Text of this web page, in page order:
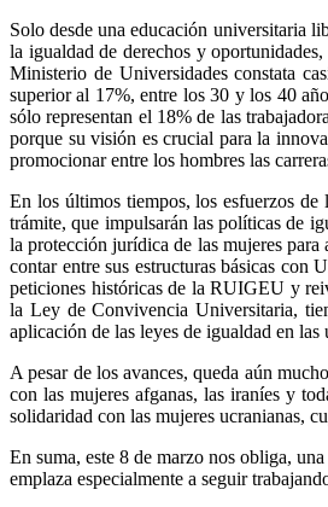
Solo desde una educación universitaria
la igualdad de derechos y
Ministerio de Universidades constata
superior al 17%, entre los 30 y los 40
sólo representan el 18% de las
porque su visión es crucial para la
promocionar entre los hombres las
En los últimos tiempos, los esfuerzos de
trámite, que impulsarán las políticas de
la protección jurídica de las mujeres
contar entre sus estructuras básicas con
peticiones históricas de la RUIGEU y
la Ley de Convivencia Universitaria,
aplicación de las leyes de igualdad en
A pesar de los avances, queda aún
con las mujeres afganas, las iraníes y
solidaridad con las mujeres ucranianas,
En suma, este 8 de marzo nos obliga,
emplaza especialmente a seguir